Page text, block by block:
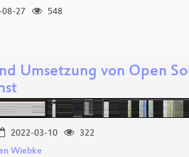
08-27
548
Umsetzung von Open
2022-03-10
322
Wiebke